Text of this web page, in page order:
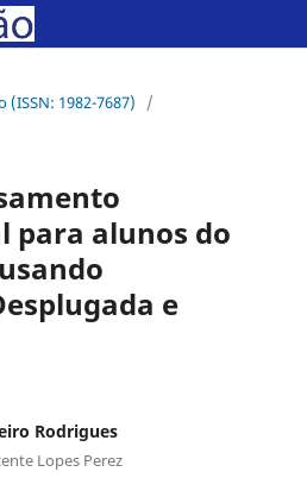
(ISSN: 1982-7687)
/
para alunos do
e
Rodrigues
Lopes Perez